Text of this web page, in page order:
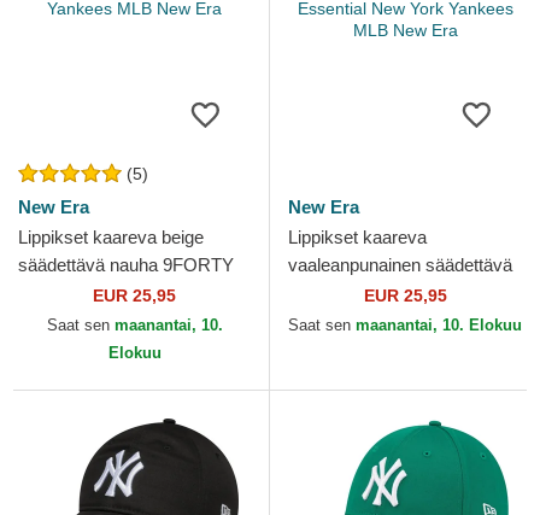
(5)
New Era
Lippikset kaareva beige
säädettävä nauha 9FORTY
League Essential New York
Yankees MLB New Era
EUR 25,95
Saat sen maanantai, 10.
Elokuu
New Era
Lippikset kaareva
vaaleanpunainen säädettävä
nauha 9FORTY League
Essential New York Yankees
EUR 25,95
Saat sen maanantai, 10. Elokuu